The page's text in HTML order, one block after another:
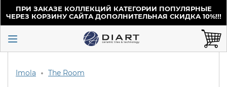
ПРИ ЗАКАЗЕ КОЛЛЕКЦИЙ КАТЕГОРИИ ПОПУЛЯРНЫЕ
ЧЕРЕЗ КОРЗИНУ САЙТА ДОПОЛНИТЕЛЬНАЯ СКИДКА 10%!!!
Imola The Room